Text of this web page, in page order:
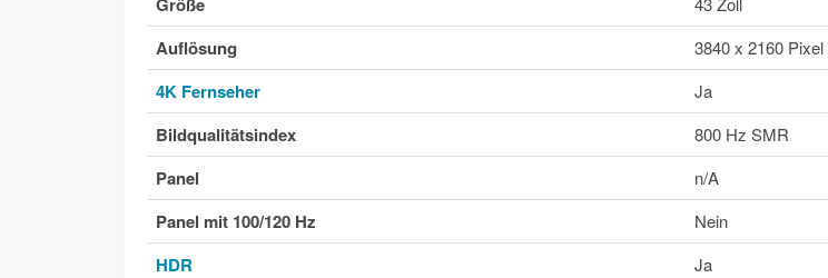
Auflösung 3840 x 2160 Pixel
4K Fernseher Ja
Bildqualitätsindex 800 Hz SMR
Panel n/A
Panel mit 100/120 Hz Nein
HDR Ja